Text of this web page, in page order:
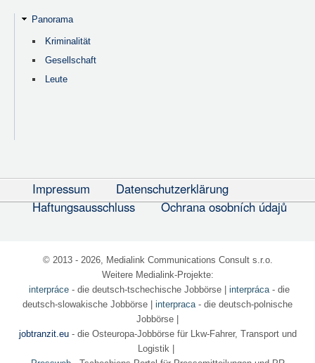
Panorama
Kriminalität
Gesellschaft
Leute
Impressum
Datenschutzerklärung
Haftungsausschluss
Ochrana osobních údajů
© 2013 - 2026, Medialink Communications Consult s.r.o.
Weitere Medialink-Projekte:
interpráce- die deutsch-tschechische Jobbörse| interpráca- die
deutsch-slowakische Jobbörse | interpraca- die deutsch-polnische
Jobbörse |
jobtranzit.eu- die Osteuropa-Jobbörse für Lkw-Fahrer, Transport und
Logistik |